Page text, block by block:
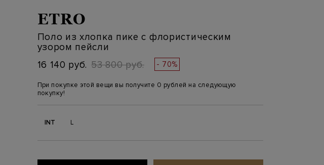
ETRO
Поло из хлопка пике с флористическим
узором пейсли
16 140 руб. 53 800 руб. - 70%
При покупке этой вещи вы получите 0 рублей на следующую
покупку!
INT L